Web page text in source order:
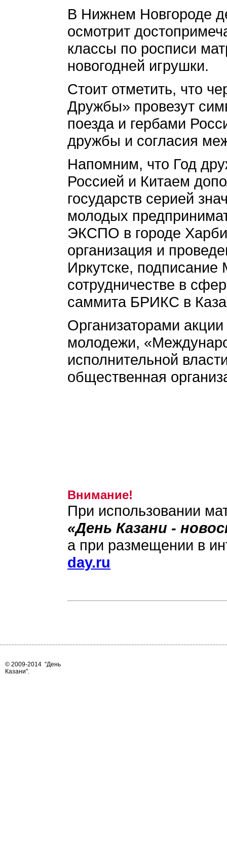
В Нижнем Новгороде
осмотрит
классы по росписи
новогодней игрушки.
Стоит отметить, что
Дружбы» провезут
поезда и гербами
дружбы и согласия
Напомним, что Год
Россией и Китаем
государств серией
молодых
ЭКСПО в городе
организация и
Иркутске,
сотрудничестве в
саммита БРИКС в
Организаторами
молодежи,
исполнительной
общественная
Внимание!
При использовании
«День Казани -
а при размещении в
day.ru
© 2009-2014 "День
Казани".